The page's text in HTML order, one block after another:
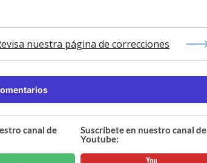
nuestra página de correcciones
canal de
Suscríbete en nuestro canal de
Youtube: